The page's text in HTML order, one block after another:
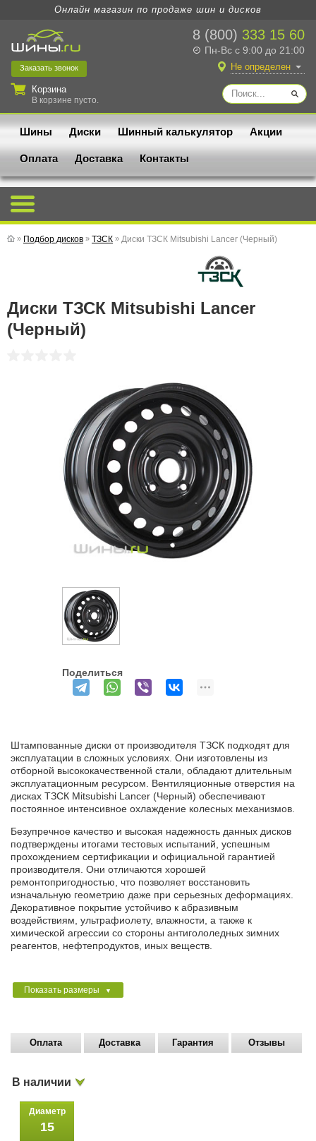
Онлайн магазин по продаже шин и дисков
8 (800) 333 15 60
Пн-Вс с 9:00 до 21:00
Заказать звонок
Корзина
В корзине пусто.
Не определен
Шины Диски Шинный калькулятор Акции
Оплата Доставка Контакты
» Подбор дисков » ТЗСК » Диски ТЗСК Mitsubishi Lancer (Черный)
Диски ТЗСК Mitsubishi Lancer
(Черный)
Поделиться
Штампованные диски от производителя ТЗСК подходят для
эксплуатации в сложных условиях. Они изготовлены из
отборной высококачественной стали, обладают длительным
эксплуатационным ресурсом. Вентиляционные отверстия на
дисках ТЗСК Mitsubishi Lancer (Черный) обеспечивают
постоянное интенсивное охлаждение колесных механизмов.
Безупречное качество и высокая надежность данных дисков
подтверждены итогами тестовых испытаний, успешным
прохождением сертификации и официальной гарантией
производителя. Они отличаются хорошей
ремонтопригодностью, что позволяет восстановить
изначальную геометрию даже при серьезных деформациях.
Декоративное покрытие устойчиво к абразивным
воздействиям, ультрафиолету, влажности, а также к
химической агрессии со стороны антигололедных зимних
реагентов, нефтепродуктов, иных веществ.
Показать размеры ▼
Оплата Доставка Гарантия Отзывы
В наличии
Диаметр
15